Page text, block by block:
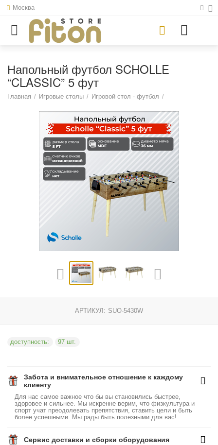
Москва
Напольный футбол SCHOLLE
“CLASSIC” 5 фут
Главная / Игровые столы / Игровой стол - футбол /
АРТИКУЛ: SUO-5430W
доступность: 97 шт.
Забота и внимательное отношение к каждому
клиенту
Для нас самое важное что бы вы становились быстрее,
здоровее и сильнее. Мы искренне верим, что физкультура и
спорт учат преодолевать препятствия, ставить цели и быть
более успешными. Мы рады быть полезными для вас!
Сервис доставки и сборки оборудования